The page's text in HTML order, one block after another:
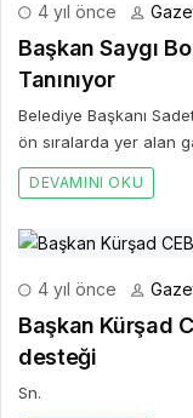
4 yıl önce
Başkan Saygı
Tanınıyor
Belediye Başkanı
ön sıralarda yer alan
DEVAMINI OKU
4 yıl önce
Başkan Kürşad
desteği
Sn.